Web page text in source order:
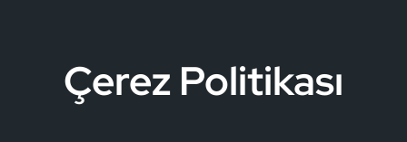
Çerez Politikası